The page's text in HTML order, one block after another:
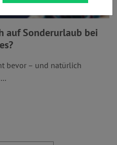
auf Sonderurlaub bei
bevor – und natürlich